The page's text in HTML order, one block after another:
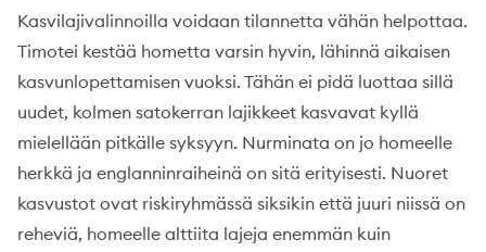
Kasvilajivalinnoilla voidaan tilannetta vähän helpottaa.
Timotei kestää hometta varsin hyvin, lähinnä aikaisen
kasvunlopettamisen vuoksi. Tähän ei pidä luottaa sillä
uudet, kolmen satokerran lajikkeet kasvavat kyllä
mielellään pitkälle syksyyn. Nurminata on jo homeelle
herkkä ja englanninraiheinä on sitä erityisesti. Nuoret
kasvustot ovat riskiryhmässä siksikin että juuri niissä on
reheviä, homeelle alttiita lajeja enemmän kuin